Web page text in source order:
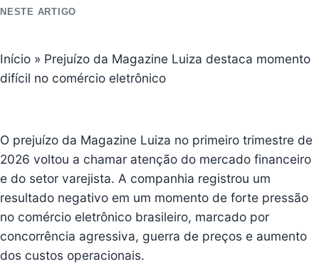
NESTE ARTIGO
Início » Prejuízo da Magazine Luiza destaca momento
difícil no comércio eletrônico
O prejuízo da Magazine Luiza no primeiro trimestre de
2026 voltou a chamar atenção do mercado financeiro
e do setor varejista. A companhia registrou um
resultado negativo em um momento de forte pressão
no comércio eletrônico brasileiro, marcado por
concorrência agressiva, guerra de preços e aumento
dos custos operacionais.